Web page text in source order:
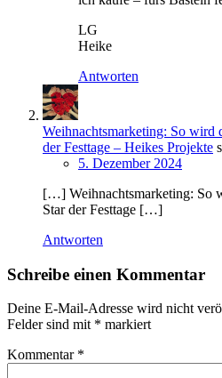
LG
Heike
Antworten
Weihnachtsmarketing: So wird
der Festtage – Heikes Projekte
5. Dezember 2024
[…] Weihnachtsmarketing: So
Star der Festtage […]
Antworten
Schreibe einen Kommentar
Deine E-Mail-Adresse wird nicht
Felder sind mit * markiert
Kommentar *